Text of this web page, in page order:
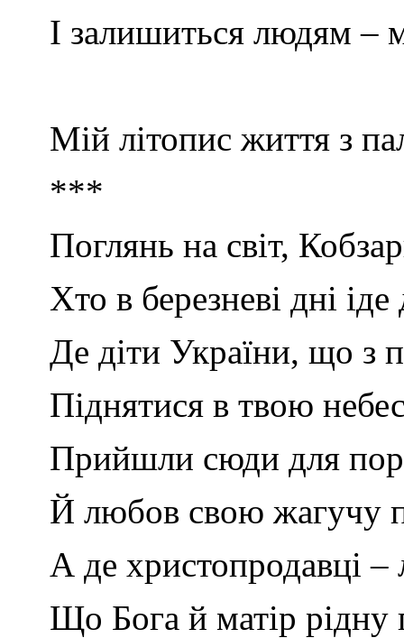
І залишиться людям –
Мій літопис життя з
***
Поглянь на світ,
Хто в березневі дні іде
Де діти України, що з
Піднятися в твою
Прийшли сюди для
Й любов свою жагучу
А де христопродавці –
Що Бога й матір рідну